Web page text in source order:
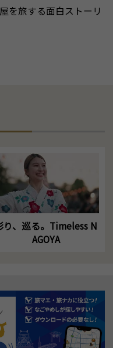
を旅する面白ストーリ
り、巡る。Timeless N
AGOYA